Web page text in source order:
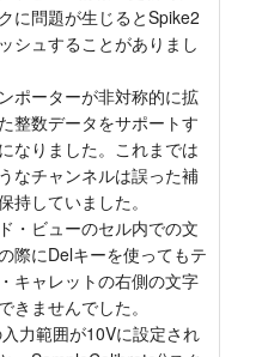
に問題が生じるとSpike2
シュすることがありまし
ポーターが非対称的に拡
整数データをサポートす
なりました。これまでは
なチャンネルは誤った補
持していました。
・ビューのセル内での文
際にDelキーを使ってもテ
キャレットの右側の文字
きませんでした。
力範囲が10Vに設定され